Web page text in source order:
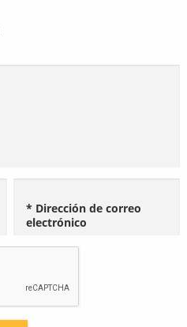
* Dirección de correo
electrónico